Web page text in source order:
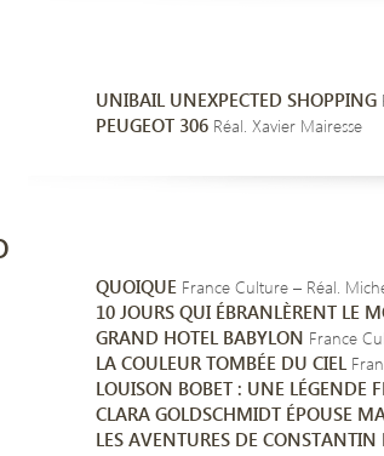
UNIBAIL UNEXPECTED SHOPPING
PEUGEOT 306Réal. Xavier Mairesse
QUOIQUEFrance Culture – Réal.
10 JOURS QUI ÉBRANLÈRENT LE
GRAND HOTEL BABYLON France
LA COULEUR TOMBÉE DU CIEL
LOUISON BOBET : UNE LÉGENDE
CLARA GOLDSCHMIDT ÉPOUSE
LES AVENTURES DE